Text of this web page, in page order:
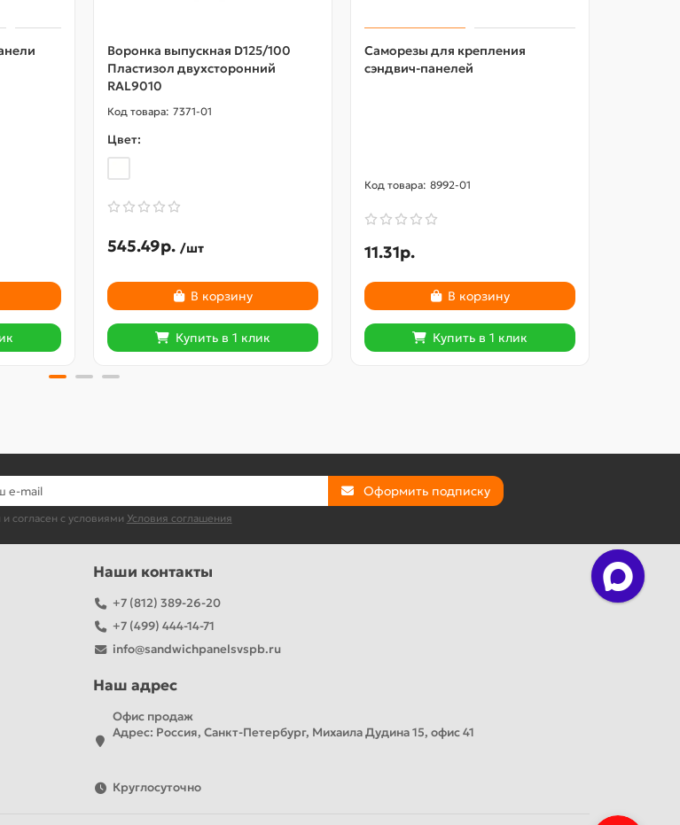
Воронка выпускная D125/100
Пластизол двухсторонний
RAL9010
7371-01
Цвет:
545.49р. /шт
В корзину
Купить в 1 клик
Саморезы для крепления
сэндвич-панелей
8992-01
11.31р.
В корзину
Купить в 1 клик
Оформить подписку
согласен с условиями Условия соглашения
Наши контакты
+7 (812) 389-26-20
+7 (499) 444-14-71
info@sandwichpanelsvspb.ru
Наш адрес
Офис продаж
Адрес: Россия, Санкт-Петербург, Михаила Дудина 15, офис 41
Круглосуточно